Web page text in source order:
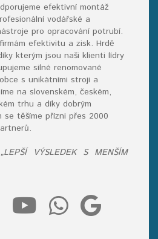
efektivní montáž
vodářské a
pro opracování potrubí.
efektivitu a zisk. Hrdě
kterým jsou naši klienti lídry
silné renomované
s unikátními stroji a
na slovenském, českém,
trhu a díky dobrým
se těšíme přízni přes 2000
„LEPŠÍ VÝSLEDEK S MENŠÍM